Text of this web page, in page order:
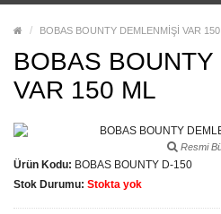
BOBAS BOUNTY DEMLENMİŞİ VAR 150
BOBAS
VAR 150 ML
Resmi
Ürün Kodu: BOBAS BOUNTY D-150
Stok Durumu: Stokta yok